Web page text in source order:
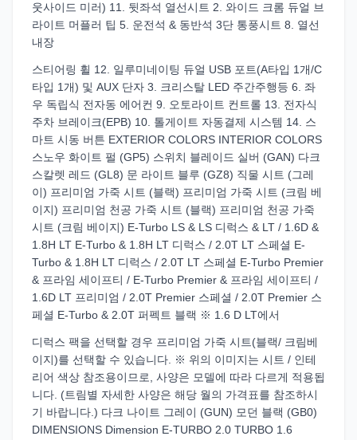
웃사이드 미러) 11. 뒷좌석 열선시트 2. 와이드 크롬 듀얼 브
라이트 머플러 팁 5. 운전석 & 동반석 3단 통풍시트 8. 열선
내장
스티어링 휠 12. 일루미네이팅 듀얼 USB 포트(A타입 1개/C
타입 1개) 및 AUX 단자 3. 크리스탈 LED 주간주행등 6. 좌
우 독립식 전자동 에어컨 9. 오토라이트 컨트롤 13. 전자식
주차 브레이크(EPB) 10. 톨게이트 자동결제 시스템 14. 스
마트 시동 버튼 EXTERIOR COLORS INTERIOR COLORS
스노우 화이트 펄 (GP5) 스위치 블레이드 실버 (GAN) 다크
스칼렛 레드 (GL8) 문 라이트 블루 (GZ8) 직물 시트 (그레
이) 프리미엄 가죽 시트 (블랙) 프리미엄 가죽 시트 (크림 베
이지) 프리미엄 천공 가죽 시트 (블랙) 프리미엄 천공 가죽
시트 (크림 베이지) E-Turbo LS & LS 디럭스 & LT / 1.6D &
1.8H LT E-Turbo & 1.8H LT 디럭스 / 2.0T LT 스페셜 E-
Turbo & 1.8H LT 디럭스 / 2.0T LT 스페셜 E-Turbo Premier
& 프라임 세이프티 / E-Turbo Premier & 프라임 세이프티 /
1.6D LT 프리미엄 / 2.0T Premier 스페셜 / 2.0T Premier 스
페셜 E-Turbo & 2.0T 퍼펙트 블랙 ※ 1.6 D LT에서
디럭스 팩을 선택할 경우 프리미엄 가죽 시트(블랙/ 크림베
이지)를 선택할 수 있습니다. ※ 위의 이미지는 시트 / 인테
리어 색상 참조용이므로, 사양은 모델에 따라 다르게 적용됩
니다. (트림별 자세한 사양은 해당 월의 가격표를 참조하시
기 바랍니다.) 다크 나이트 그레이 (GUN) 모던 블랙 (GB0)
DIMENSIONS Dimension E-TURBO 2.0 TURBO 1.6